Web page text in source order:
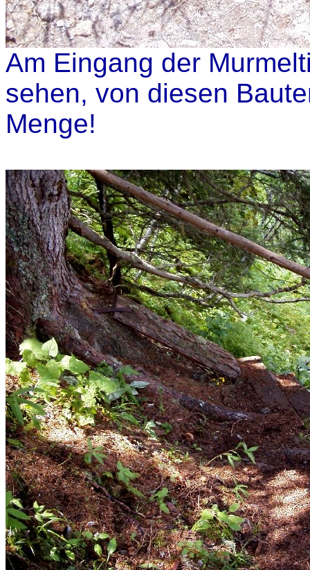
Am Eingang der
sehen, von diesen
Menge!